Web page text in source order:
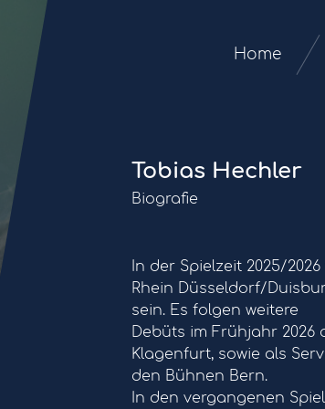
Home
Tobias Hechler
Biografie
In der Spielzeit 2025/
Rhein Düsseldorf/
sein. Es folgen weitere
Debüts im Frühjahr
Klagenfurt, sowie als
den Bühnen Bern.
In den vergangenen